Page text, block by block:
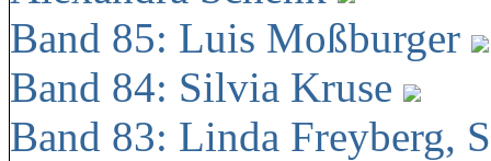
Band 85: Luis Moßburger
Band 84: Silvia Kruse
Band 83: Linda Freyberg,